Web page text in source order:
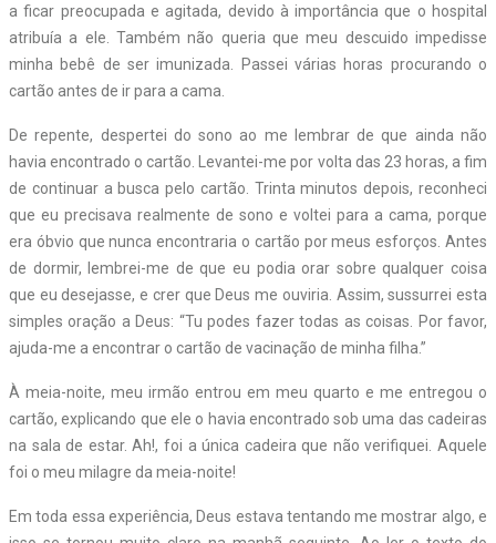
a ficar preocupa­da e agitada, devido à importância que o hospital
atribuía a ele. Também não queria que meu descuido impedisse
minha bebê de ser imunizada. Passei várias horas procurando o
cartão antes de ir para a cama.
De repente, despertei do sono ao me lembrar de que ainda não
havia encontrado o cartão. Levantei-me por volta das 23 horas, a fim
de continuar a busca pelo cartão. Trinta minutos depois, reconheci
que eu precisava realmente de sono e voltei para a cama, porque
era óbvio que nunca encontraria o cartão por meus esforços. Antes
de dormir, lembrei-me de que eu podia orar sobre qualquer coisa
que eu desejasse, e crer que Deus me ouviria. Assim, sussurrei esta
simples oração a Deus: “Tu podes fazer todas as coisas. Por favor,
ajuda-me a encontrar o cartão de vacinação de minha filha.”
À meia-noite, meu irmão entrou em meu quarto e me entregou o
cartão, explicando que ele o havia encontrado sob uma das cadeiras
na sala de estar. Ah!, foi a única cadeira que não verifiquei. Aquele
foi o meu milagre da meia-noite!
Em toda essa experiência, Deus estava tentando me mostrar algo, e